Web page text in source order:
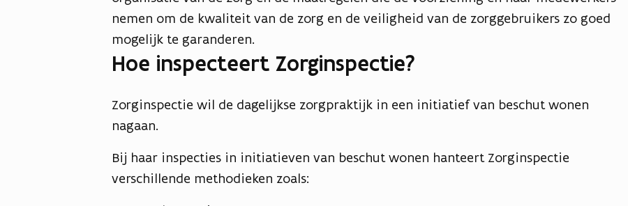
nemen om de kwaliteit van de zorg en de veiligheid van de zorggebruikers zo goed
mogelijk te garanderen.
Hoe inspecteert Zorginspectie?
Zorginspectie wil de dagelijkse zorgpraktijk in een initiatief van beschut wonen
nagaan.
Bij haar inspecties in initiatieven van beschut wonen hanteert Zorginspectie
verschillende methodieken zoals: